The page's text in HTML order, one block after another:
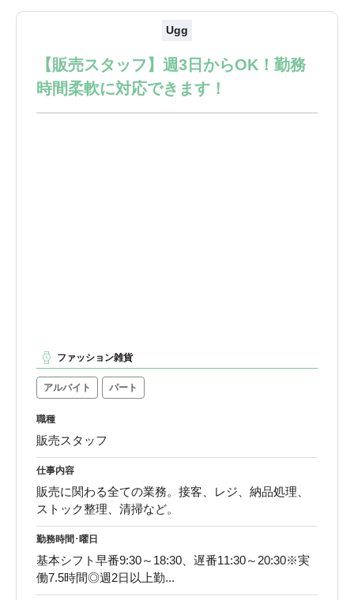
Ugg
【販売スタッフ】週3日からOK！勤務
時間柔軟に対応できます！
ファッション雑貨
アルバイト パート
職種
販売スタッフ
仕事内容
販売に関わる全ての業務。接客、レジ、納品処理、
ストック整理、清掃など。
勤務時間･曜日
基本シフト早番9:30～18:30、遅番11:30～20:30※実
働7.5時間◎週2日以上勤...